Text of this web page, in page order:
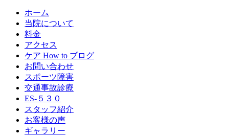
ホーム
当院について
料金
アクセス
ケア How to ブログ
お問い合わせ
スポーツ障害
交通事故診療
ES-５３０
スタッフ紹介
お客様の声
ギャラリー